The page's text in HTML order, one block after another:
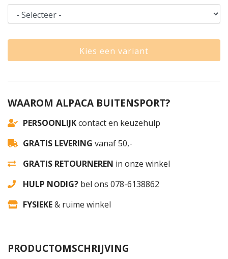
Kies een variant
WAAROM ALPACA BUITENSPORT?
PERSOONLIJKcontact en keuzehulp
GRATIS LEVERING vanaf 50,-
GRATIS RETOURNEREN in onze winkel
HULP NODIG? bel ons 078-6138862
FYSIEKE& ruime winkel
PRODUCTOMSCHRIJVING